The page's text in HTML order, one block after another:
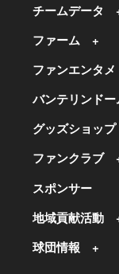
チームデータ
ファーム
ファンエンタメ
バンテリンドー
グッズショップ
ファンクラブ
スポンサー
地域貢献活動
球団情報